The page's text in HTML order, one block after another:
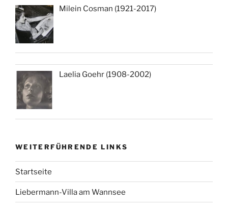
Milein Cosman (1921-2017)
Laelia Goehr (1908-2002)
WEITERFÜHRENDE LINKS
Startseite
Liebermann-Villa am Wannsee